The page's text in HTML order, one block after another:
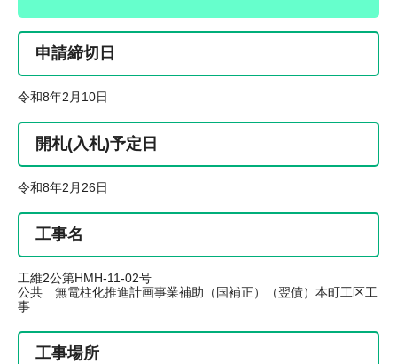
申請締切日
令和8年2月10日
開札(入札)予定日
令和8年2月26日
工事名
工維2公第HMH-11-02号
公共 無電柱化推進計画事業補助（国補正）（翌債）本町工区工
事
工事場所